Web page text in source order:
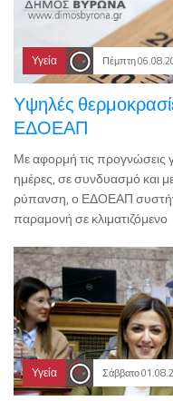
Υγεία Πέμπτη
Υψηλές
ΕΔΟΕΑΠ
Με αφορμή τις προγνώσεις
ημέρες, σε συνδυασμό και
ρύπανση, ο ΕΔΟΕΑΠ
παραμονή σε κλιματιζόμενο
Υγεία Σάββατο